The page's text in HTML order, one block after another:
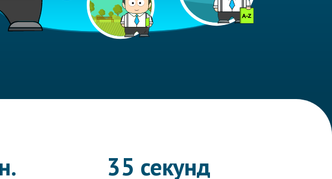
35 секунд